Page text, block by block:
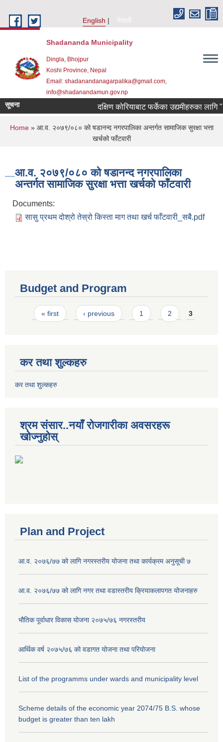
English
नेपाली
Shadananda Municipality
Dingla, Bhojpur
Koshi Province, Nepal
Email: shadanandanagarpalika@gmail.com,
info@shadanandamun.gov.np
सूचना दक्षिण कोरियाबाट फर्केका उद्यमीहरुका
You are here
Home» आ.व. २०७९/०८० को षडानन्द नगरपालिका अन्तर्गत सामाजिक सुरक्षा भत्ता
खर्चको फाँटवारी
आ.व. २०७९/०८० को षडानन्द नगरपालिका
अन्तर्गत सामाजिक सुरक्षा भत्ता खर्चको फाँटवारी
Documents:
सासु प्रथम दोश्रो तेस्रो किस्ता माग तथा खर्च फाँटवारी_सबै.pdf
Budget and Program
Pages
« first ‹ previous 1 2 3
कर तथा शुल्कहरु
कर तथा शुल्कहरु
श्रम संसार..नयाँ रोजगारीका अवसरहरू
खोज्नुहोस्
Plan and Project
आ.व. २०७६/७७ को लागि नगरस्तरीय योजना तथा कार्यक्रम अनुसूची ७
आ.व. २०७६/७७ को लागि नगर तथा वडास्तरीय क्रियाकलापगत योजनाहरु
भौतिक पूर्वाधार विकास योजना २०७५/७६ नगरस्तरीय
आर्थिक वर्ष २०७५/७६ को वडागत योजना तथा परियोजना
List of the programms under wards and municipality level
Scheme details of the economic year 2074/75 B.S. whose
budget is greater than ten lakh